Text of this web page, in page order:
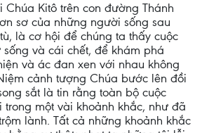
Kitô trên con đường Thánh
sơ của những người sống sau
là cơ hội để chúng ta thấy cuộc
và cái chết, để khám phá
và ác đan xen với nhau không
cảnh tượng Chúa bước lên đồi
sắt là tin rằng toàn bộ cuộc
trong một vài khoảnh khắc, như đã
lành. Tất cả những khoảnh khắc